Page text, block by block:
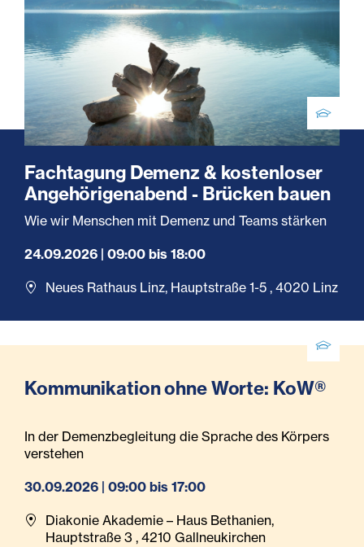
Fachtagung Demenz & kostenloser
Angehörigenabend - Brücken bauen
Wie wir Menschen mit Demenz und Teams stärken
24.09.2026 | 09:00 bis 18:00
Neues Rathaus Linz, Hauptstraße 1-5 , 4020 Linz
Kommunikation ohne Worte: KoW®
In der Demenzbegleitung die Sprache des Körpers
verstehen
30.09.2026 | 09:00 bis 17:00
Diakonie Akademie – Haus Bethanien,
Hauptstraße 3 , 4210 Gallneukirchen